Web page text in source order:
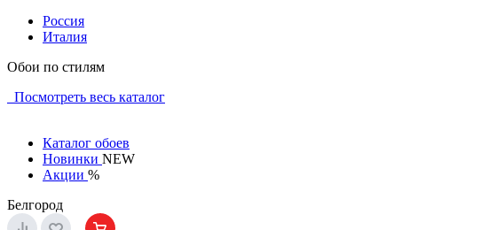
Россия
Италия
Обои по стилям
Посмотреть весь каталог
Каталог обоев
Новинки NEW
Акции %
Белгород